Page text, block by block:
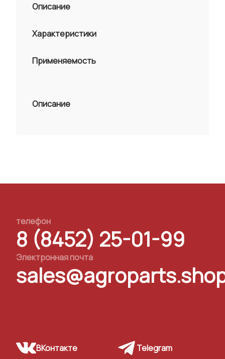
Описание
Характеристики
Применяемость
Описание
телефон
8 (8452) 25-01-99
Электронная почта
ВКонтакте Telegram